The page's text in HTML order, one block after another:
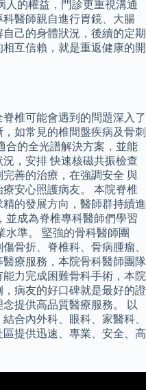
人的權益，門診更重視溝通
醫師親自進行胃鏡、大腸
己的身體狀況，後續的定期
互信賴，就是重返健康的開
椎可能會遇到的問題深入了
如常見的椎間盤疾病及骨刺
合的全光譜解決方案，並能
，安排 快速核磁共振檢查
善的治療，在強調安全 與
安心照護病友。 本院脊椎
的發展方向，醫師群持續進
並成為脊椎專科醫師們學習
水準。 堅強的骨科醫師團
骨折、脊椎科、骨病腫瘤、
療服務，本院骨科醫師團隊
力完成困難骨科手術，本院
病友的好口碑就是最好的證
提供高品質醫療服務。 以
合內外科、眼科、家醫科、
提供迅速、專業、安全、高